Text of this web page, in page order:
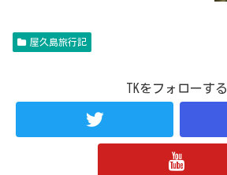
屋久島旅行記
TKをフォローする